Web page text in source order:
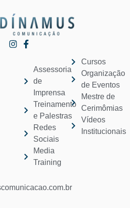
Assessoria
de
Imprensa
Treinamento
e Palestras
Redes
Sociais
Media
Training
Cursos
Organização
de Eventos
Mestre de
Cerimômias
Vídeos
Institucionais